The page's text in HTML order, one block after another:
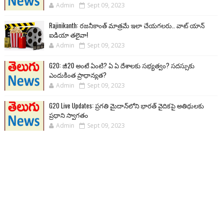
Admin Sept 09, 2023
Rajinikanth: రజనీకాంత్ మాత్రమే ఇలా చేయగలరు.. వాట్ యాన్
ఐడియా తలైవా!
Admin Sept 09, 2023
G20: జీ20 అంటే ఏంటి? ఏ ఏ దేశాలకు సభ్యత్వం? సదస్సుకు
ఎందుకింత ప్రాధాన్యత?
Admin Sept 09, 2023
G20 Live Updates: ప్రగతి మైదాన్‌లోని భారత్ వైదికపై అతిథులకు
ప్రధాని స్వాగతం
Admin Sept 09, 2023